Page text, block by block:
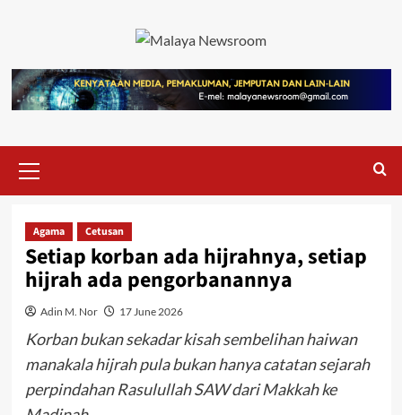
Agama Cetusan
Setiap korban ada hijrahnya, setiap
hijrah ada pengorbanannya
Adin M. Nor 17 June 2026
Korban bukan sekadar kisah sembelihan haiwan
manakala hijrah pula bukan hanya catatan sejarah
perpindahan Rasulullah SAW dari Makkah ke